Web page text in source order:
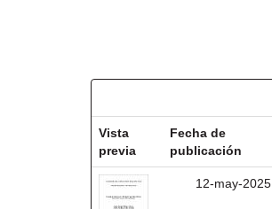
Vista
previa
Fecha de
publicación
12-may-2025